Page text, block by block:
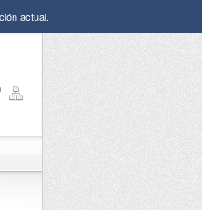
actual.